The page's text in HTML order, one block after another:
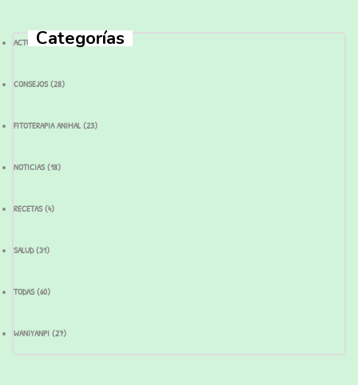
Categorías
ACTUALIDAD(28)
CONSEJOS(28)
FITOTERAPIA ANIMAL (23)
NOTICIAS(18)
RECETAS(4)
SALUD(31)
TODAS(60)
WANIYANPI (27)